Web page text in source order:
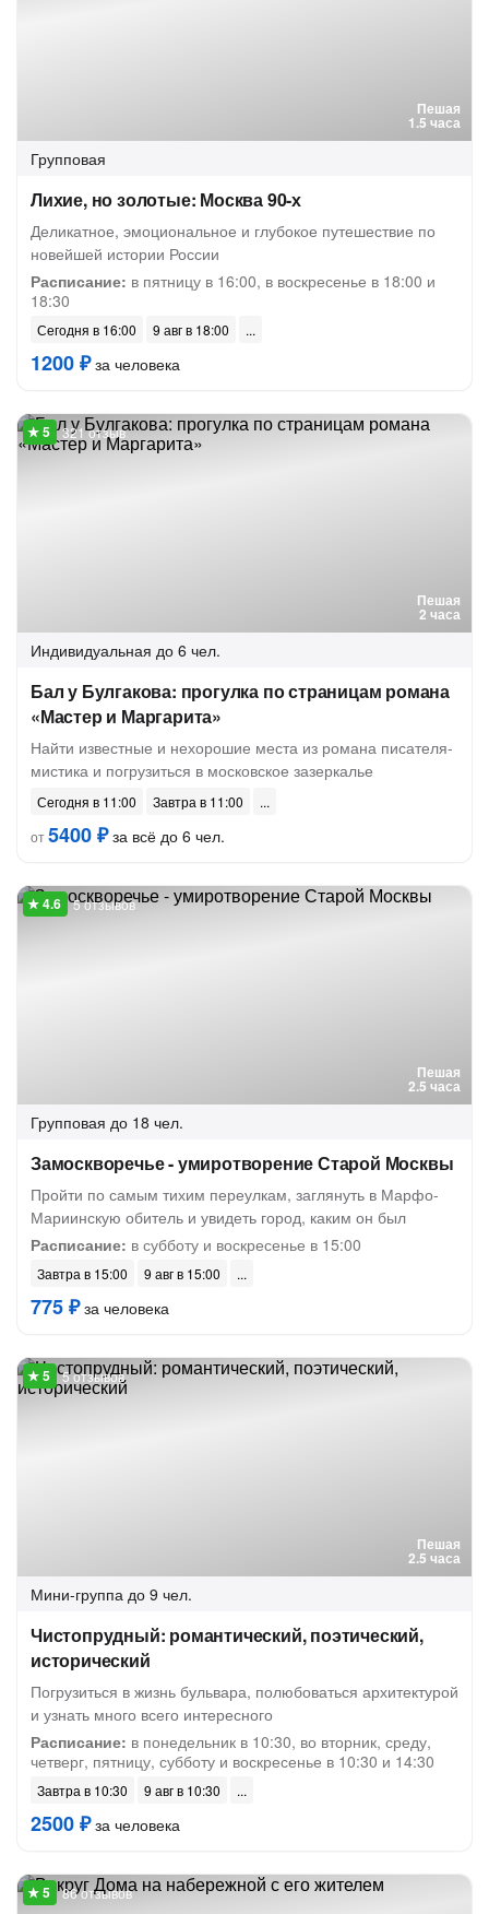
Пешая
1.5 часа
Групповая
Лихие, но золотые: Москва 90-х
Деликатное, эмоциональное и глубокое путешествие по
новейшей истории России
Расписание: в пятницу в 16:00, в воскресенье в 18:00 и
18:30
Сегодня в 16:00 9 авг в 18:00
1200 ₽за человека
Пешая
2 часа
321 отзыв
Индивидуальная до 6 чел.
Бал у Булгакова: прогулка по страницам романа
«Мастер и Маргарита»
Найти известные и нехорошие места из романа писателя-
мистика и погрузиться в московское зазеркалье
Сегодня в 11:00
Завтра в 11:00
от5400 ₽за всё до 6 чел.
Пешая
2.5 часа
5 отзывов
Групповая до 18 чел.
Замоскворечье - умиротворение Старой Москвы
Пройти по самым тихим переулкам, заглянуть в Марфо-
Мариинскую обитель и увидеть город, каким он был
Расписание: в субботу и воскресенье в 15:00
Завтра в 15:00 9 авг в 15:00
775 ₽за человека
Пешая
2.5 часа
5 отзывов
Мини-группа до 9 чел.
Чистопрудный: романтический, поэтический,
исторический
Погрузиться в жизнь бульвара, полюбоваться архитектурой
и узнать много всего интересного
Расписание: в понедельник в 10:30, во вторник, среду,
четверг, пятницу, субботу и воскресенье в 10:30 и 14:30
Завтра в 10:30 9 авг в 10:30
2500 ₽за человека
86 отзывов